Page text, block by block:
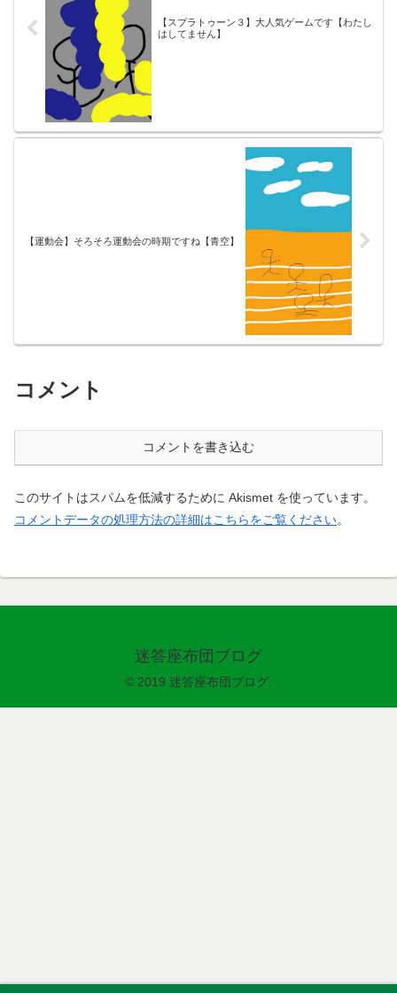
【スプラトゥーン３】大人気ゲームです【わたし
はしてません】
【運動会】そろそろ運動会の時期ですね【青空】
コメント
コメントを書き込む
このサイトはスパムを低減するために Akismet を使っています。
コメントデータの処理方法の詳細はこちらをご覧ください。
迷答座布団ブログ
© 2019 迷答座布団ブログ.